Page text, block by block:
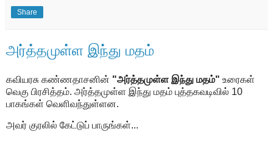
Share
அர்த்தமுள்ள இந்து மதம்
கவியரசு கண்ணதாசனின் "அர்த்தமுள்ள இந்து மதம்" உரைகள்
வெகு பிரசித்தம். அர்த்தமுள்ள இந்து மதம் புத்தகவடிவில் 10
பாகங்கள் வெளிவந்துள்ளன.
அவர் குரலில் கேட்டுப் பாருங்கள்...